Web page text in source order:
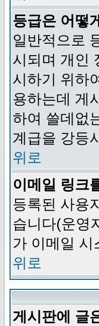
등급은 어떻
일반적으로
시되며 개인
시하기 위하
용하는데 게
하여 쓸데없
계급을 강등
위로
이메일 링크
등록된 사용
습니다(운영
가 이메일 시
위로
게시판에 글